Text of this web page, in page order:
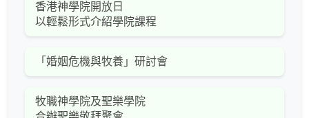
香港神學院開放日
以輕鬆形式介紹學院課程
「婚姻危機與牧養」研討會
牧職神學院及聖樂學院